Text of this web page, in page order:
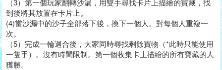
（3）第一個玩家翻轉沙漏，用雙手尋找卡片上描繪的寶藏，找
到後將其放置在卡片上。
(4)當沙漏中的沙子全部落下後，換下一個人。對每個人重複一
次。
（5）完成一輪迴合後，大家同時尋找剩餘寶物（*此時只能使用
一隻手）。沒有時間限制。第一個收集卡上描繪的所有寶藏的人
獲勝。